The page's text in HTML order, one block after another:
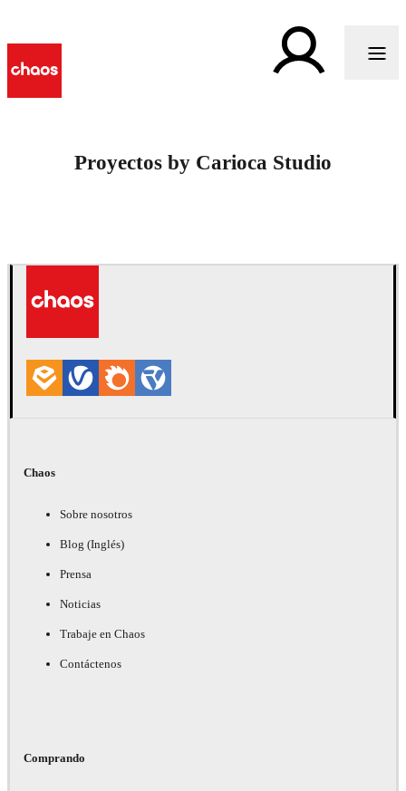
Proyectos by Carioca Studio
Chaos
Sobre nosotros
Blog (Inglés)
Prensa
Noticias
Trabaje en Chaos
Contáctenos
Comprando